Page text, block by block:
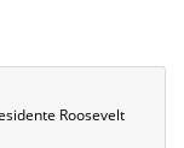
Roosevelt